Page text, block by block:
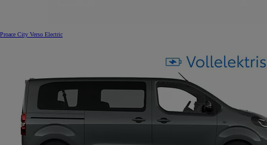
Proace City Verso Electric